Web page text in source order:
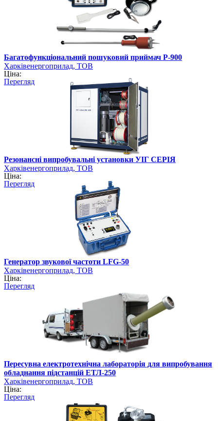
Багатофункціональний пошуковий приймач Р-900
Харківенергоприлад, ТОВ
Ціна:
Перегляд
Резонансні випробувальні установки УІГ СЕРІЯ
Харківенергоприлад, ТОВ
Ціна:
Перегляд
Генератор звукової частоти LFG-50
Харківенергоприлад, ТОВ
Ціна:
Перегляд
Пересувна електротехнічна лабораторія для випробування
обладнання підстанцій ЕТЛ-250
Харківенергоприлад, ТОВ
Ціна:
Перегляд